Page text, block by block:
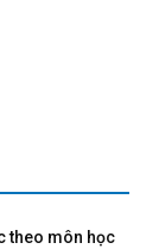
theo môn học